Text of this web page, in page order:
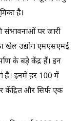
है।
संभावनाओं पर जारी
खेल उद्योग एमएसएमई
के बड़े केंद्र हैं। इन
हैं। इनमें हर 100 में
केंद्रित और सिर्फ एक